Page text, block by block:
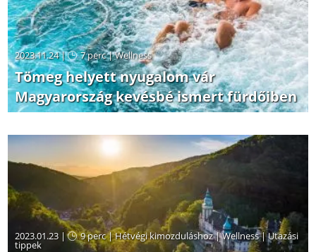
2023.11.24 | 7 perc|Wellness
Tömeg helyett nyugalom vár
Magyarország kevésbé ismert fürdőiben
2023.01.23 | 9 perc|Hétvégi kimozduláshoz|Wellness|Utazási
tippek